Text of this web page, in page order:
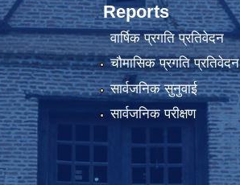
Reports
वार्षिक प्रगति प्रतिवेदन
चौमासिक प्रगति प्रतिवेदन
सार्वजनिक सुनुवाई
सार्वजनिक परीक्षण